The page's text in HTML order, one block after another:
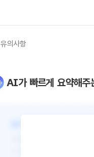
유의사항
AI가 빠르게 요약해주